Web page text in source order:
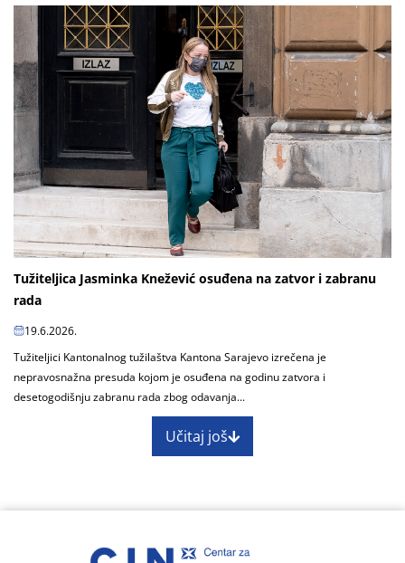
Tužiteljica Jasminka Knežević osuđena na zatvor i zabranu
rada
19.6.2026.
Tužiteljici Kantonalnog tužilaštva Kantona Sarajevo izrečena je
nepravosnažna presuda kojom je osuđena na godinu zatvora i
desetogodišnju zabranu rada zbog odavanja...
Učitaj još